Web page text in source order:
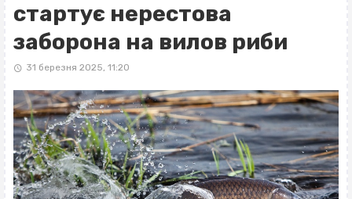
стартує нерестова
заборона на вилов риби
31 березня 2025, 11:20